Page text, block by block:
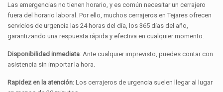
Las emergencias no tienen horario, y es común necesitar un cerrajero
fuera del horario laboral. Por ello, muchos cerrajeros en Tejares ofrecen
servicios de urgencia las 24 horas del día, los 365 días del año,
garantizando una respuesta rápida y efectiva en cualquier momento.
Disponibilidad inmediata: Ante cualquier imprevisto, puedes contar con
asistencia sin importar la hora.
Rapidez en la atención: Los cerrajeros de urgencia suelen llegar al lugar